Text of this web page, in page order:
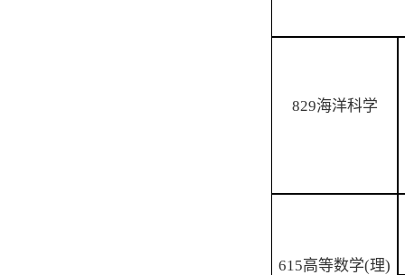
829海洋科学
615高等数学(理)